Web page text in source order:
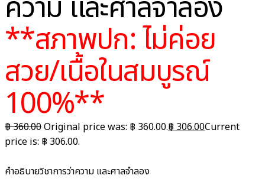
**สภาพปก: ไม่ค่อย
สวย/เนื้อในสมบูรณ์
100%**
฿360.00Original price was: ฿ 360.00.฿ 306.00Current
price is: ฿ 306.00.
คำอธิบายวิชาการว่าความ และศาลจำลอง